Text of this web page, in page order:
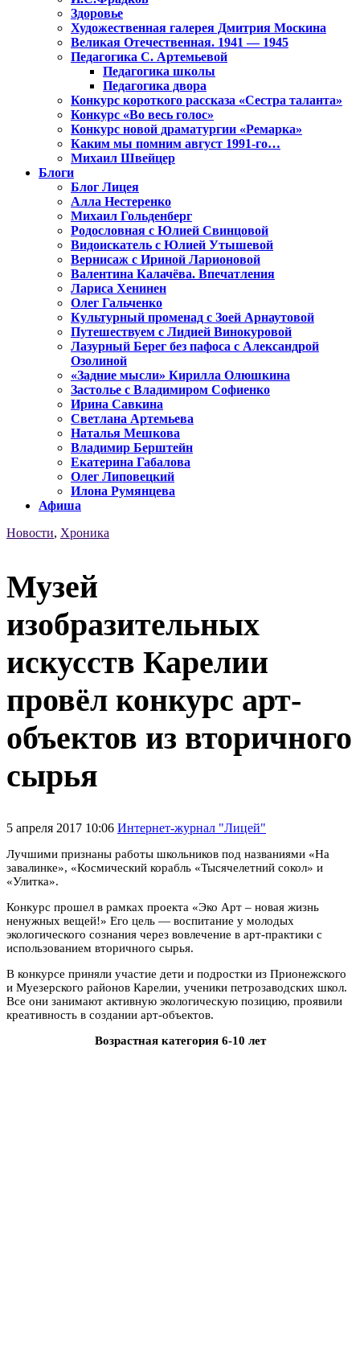
Здоровье
Художественная галерея Дмитрия Москина
Великая Отечественная. 1941 — 1945
Педагогика С. Артемьевой
Педагогика школы
Педагогика двора
Конкурс короткого рассказа «Сестра таланта»
Конкурс «Во весь голос»
Конкурс новой драматургии «Ремарка»
Каким мы помним август 1991-го…
Михаил Швейцер
Блоги
Блог Лицея
Алла Нестеренко
Михаил Гольденберг
Родословная с Юлией Свинцовой
Видоискатель с Юлией Утышевой
Вернисаж с Ириной Ларионовой
Валентина Калачёва. Впечатления
Лариса Хенинен
Олег Гальченко
Культурный променад с Зоей Арнаутовой
Путешествуем с Лидией Винокуровой
Лазурный Берег без пафоса с Александрой
Озолиной
«Задние мысли» Кирилла Олюшкина
Застолье с Владимиром Софиенко
Ирина Савкина
Светлана Артемьева
Наталья Мешкова
Владимир Берштейн
Екатерина Габалова
Олег Липовецкий
Илона Румянцева
Афиша
Новости, Хроника
Музей
изобразительных
искусств Карелии
провёл конкурс арт-
объектов из вторичного
сырья
5 апреля 2017 10:06 Интернет-журнал "Лицей"
Лучшими признаны работы школьников под названиями «На
завалинке», «Космический корабль «Тысячелетний сокол» и
«Улитка».
Конкурс прошел в рамках проекта «Эко Арт – новая жизнь
ненужных вещей!» Его цель — воспитание у молодых
экологического сознания через вовлечение в арт-практики с
использованием вторичного сырья.
В конкурсе приняли участие дети и подростки из Прионежского
и Муезерского районов Карелии, ученики петрозаводских школ.
Все они занимают активную экологическую позицию, проявили
креативность в создании арт-объектов.
Возрастная категория 6-10 лет